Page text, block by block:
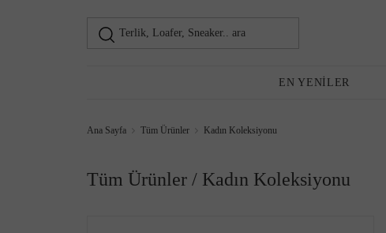
Terlik, Loafer, Sneaker.. ara
EN YENILER
Günlük Ayakkabı
Ana Sayfa Tüm Ürünler Kadın Koleksiyonu
Tüm Ürünler / Kadın Koleksiyonu